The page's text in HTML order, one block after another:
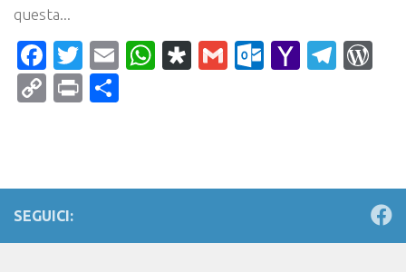
questa...
Facebook
Twitter
EmailWhatsApp
Diaspora
Gmail Yahoo
CopyPrint
SEGUICI: